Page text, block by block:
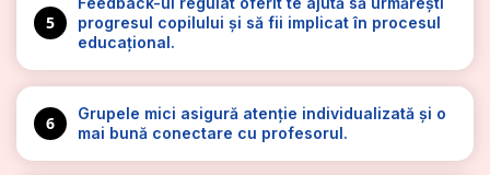
5
progresul copilului și să fii implicat în procesul
educațional.
6
Grupele mici asigură atenție individualizată și o
mai bună conectare cu profesorul.